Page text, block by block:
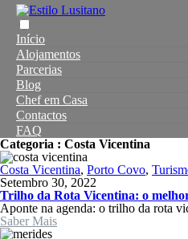
Início
Alojamentos
Parcerias
Blog
Chef em Casa
Contactos
FAQ
Categoria : Costa Vicentina
Costa Vicentina, Porto Covo,
Setembro 30, 2022
Trilho da Rota Vicentina: o
Aponte na agenda: o trilho da rota
Saber Mais